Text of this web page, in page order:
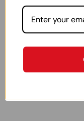
郵箱: